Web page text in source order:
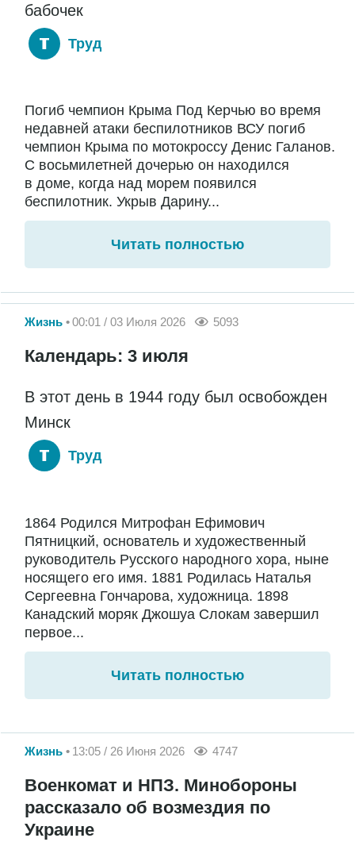
бабочек
Труд
Погиб чемпион Крыма Под Керчью во время
недавней атаки беспилотников ВСУ погиб
чемпион Крыма по мотокроссу Денис Галанов.
С восьмилетней дочерью он находился
в доме, когда над морем появился
беспилотник. Укрыв Дарину...
Читать полностью
Жизнь 00:01 / 03 Июля 2026 5093
Календарь: 3 июля
В этот день в 1944 году был освобожден
Минск
Труд
1864 Родился Митрофан Ефимович
Пятницкий, основатель и художественный
руководитель Русского народного хора, ныне
носящего его имя. 1881 Родилась Наталья
Сергеевна Гончарова, художница. 1898
Канадский моряк Джошуа Слокам завершил
первое...
Читать полностью
Жизнь 13:05 / 26 Июня 2026 4747
Военкомат и НПЗ. Минобороны
рассказало об возмездия по
Украине